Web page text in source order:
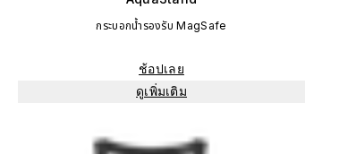
กระบอกน้ำรองรับ MagSafe
ช้อปเลย
ดูเพิ่มเติม